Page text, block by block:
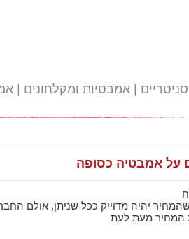
אמבטיות ומקלחונים
על אמבטיה כסופה
יהיה מדוייק ככל שניתן, אולם
המחיר מעת לעת